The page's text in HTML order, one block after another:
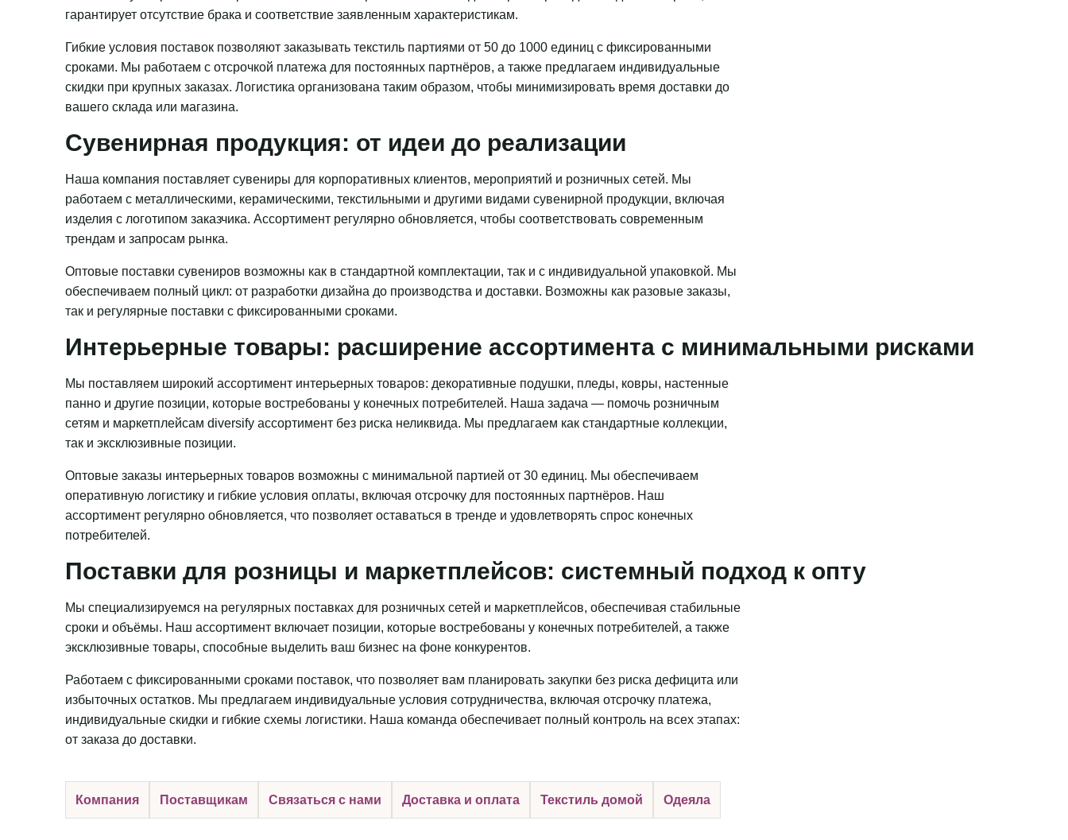
гарантирует отсутствие брака и соответствие заявленным характеристикам.
Гибкие условия поставок позволяют заказывать текстиль партиями от 50 до 1000 единиц с фиксированными
сроками. Мы работаем с отсрочкой платежа для постоянных партнёров, а также предлагаем индивидуальные
скидки при крупных заказах. Логистика организована таким образом, чтобы минимизировать время доставки до
вашего склада или магазина.
Сувенирная продукция: от идеи до реализации
Наша компания поставляет сувениры для корпоративных клиентов, мероприятий и розничных сетей. Мы
работаем с металлическими, керамическими, текстильными и другими видами сувенирной продукции, включая
изделия с логотипом заказчика. Ассортимент регулярно обновляется, чтобы соответствовать современным
трендам и запросам рынка.
Оптовые поставки сувениров возможны как в стандартной комплектации, так и с индивидуальной упаковкой. Мы
обеспечиваем полный цикл: от разработки дизайна до производства и доставки. Возможны как разовые заказы,
так и регулярные поставки с фиксированными сроками.
Интерьерные товары: расширение ассортимента с минимальными рисками
Мы поставляем широкий ассортимент интерьерных товаров: декоративные подушки, пледы, ковры, настенные
панно и другие позиции, которые востребованы у конечных потребителей. Наша задача — помочь розничным
сетям и маркетплейсам diversify ассортимент без риска неликвида. Мы предлагаем как стандартные коллекции,
так и эксклюзивные позиции.
Оптовые заказы интерьерных товаров возможны с минимальной партией от 30 единиц. Мы обеспечиваем
оперативную логистику и гибкие условия оплаты, включая отсрочку для постоянных партнёров. Наш
ассортимент регулярно обновляется, что позволяет оставаться в тренде и удовлетворять спрос конечных
потребителей.
Поставки для розницы и маркетплейсов: системный подход к опту
Мы специализируемся на регулярных поставках для розничных сетей и маркетплейсов, обеспечивая стабильные
сроки и объёмы. Наш ассортимент включает позиции, которые востребованы у конечных потребителей, а также
эксклюзивные товары, способные выделить ваш бизнес на фоне конкурентов.
Работаем с фиксированными сроками поставок, что позволяет вам планировать закупки без риска дефицита или
избыточных остатков. Мы предлагаем индивидуальные условия сотрудничества, включая отсрочку платежа,
индивидуальные скидки и гибкие схемы логистики. Наша команда обеспечивает полный контроль на всех этапах:
от заказа до доставки.
Компания Поставщикам Связаться с нами Доставка и оплата Текстиль домой Одеяла